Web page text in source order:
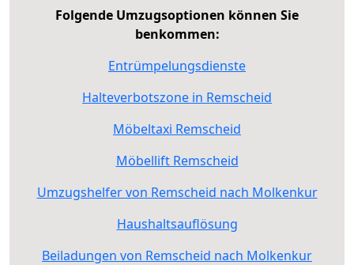
Folgende Umzugsoptionen können Sie
benkommen:
Entrümpelungsdienste
Halteverbotszone in Remscheid
Möbeltaxi Remscheid
Möbellift Remscheid
Umzugshelfer von Remscheid nach Molkenkur
Haushaltsauflösung
Beiladungen von Remscheid nach Molkenkur